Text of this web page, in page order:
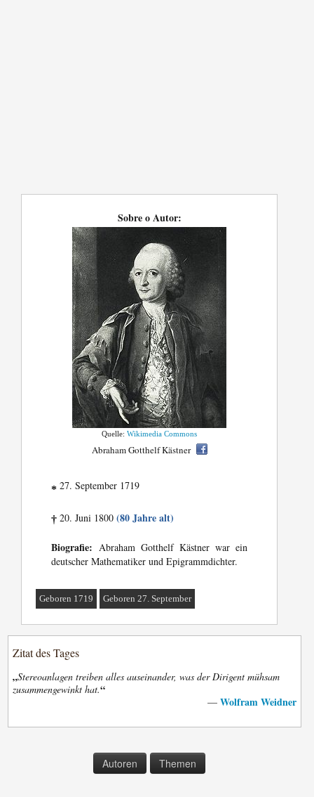
Sobre o Autor:
Quelle:Wikimedia Commons
Abraham Gotthelf Kästner
* 27. September 1719
† 20. Juni 1800(80 Jahre alt)
Biografie: Abraham Gotthelf Kästner war ein
deutscher Mathematiker und Epigrammdichter.
Geboren 1719 Geboren 27. September
Zitat des Tages
„Stereoanlagen treiben alles auseinander, was der Dirigent mühsam
zusammengewinkt hat.“
— Wolfram Weidner
Autoren Themen